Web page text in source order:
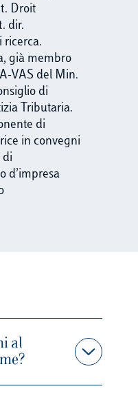
Droit
dir.
ricerca.
già membro
VAS del Min.
di
Tributaria.
di
in convegni
di
d’impresa
al